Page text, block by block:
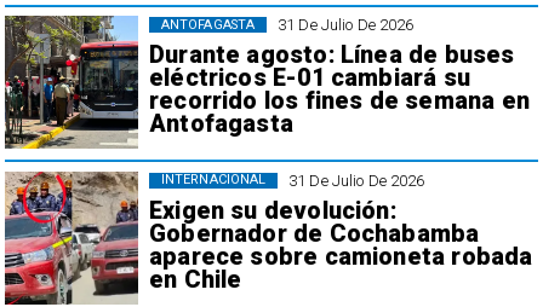
31 De Julio De 2026
Durante agosto: Línea de buses
eléctricos E-01 cambiará su
recorrido los fines de semana en
Antofagasta
ANTOFAGASTA
31 De Julio De 2026
Exigen su devolución:
Gobernador de Cochabamba
aparece sobre camioneta robada
en Chile
INTERNACIONAL